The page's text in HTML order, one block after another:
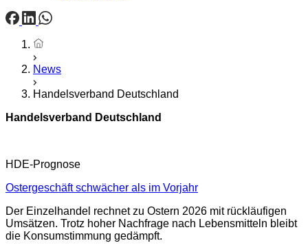
Startseite
News
Handelsverband Deutschland
Handelsverband Deutschland
HDE-Prognose
Ostergeschäft schwächer als im Vorjahr
Der Einzelhandel rechnet zu Ostern 2026 mit rückläufigen
Umsätzen. Trotz hoher Nachfrage nach Lebensmitteln bleibt
die Konsumstimmung gedämpft.